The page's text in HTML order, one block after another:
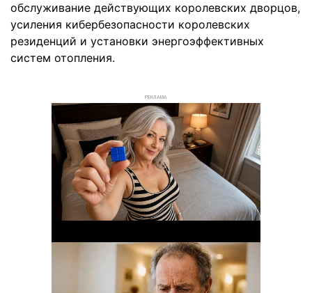
обслуживание действующих королевских дворцов,
усиления кибербезопасности королевских
резиденций и установки энергоэффективных
систем отопления.
РЕКЛАМА